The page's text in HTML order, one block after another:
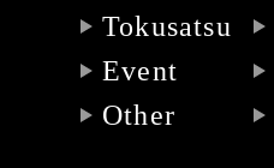
Tokusatsu
Event
Other